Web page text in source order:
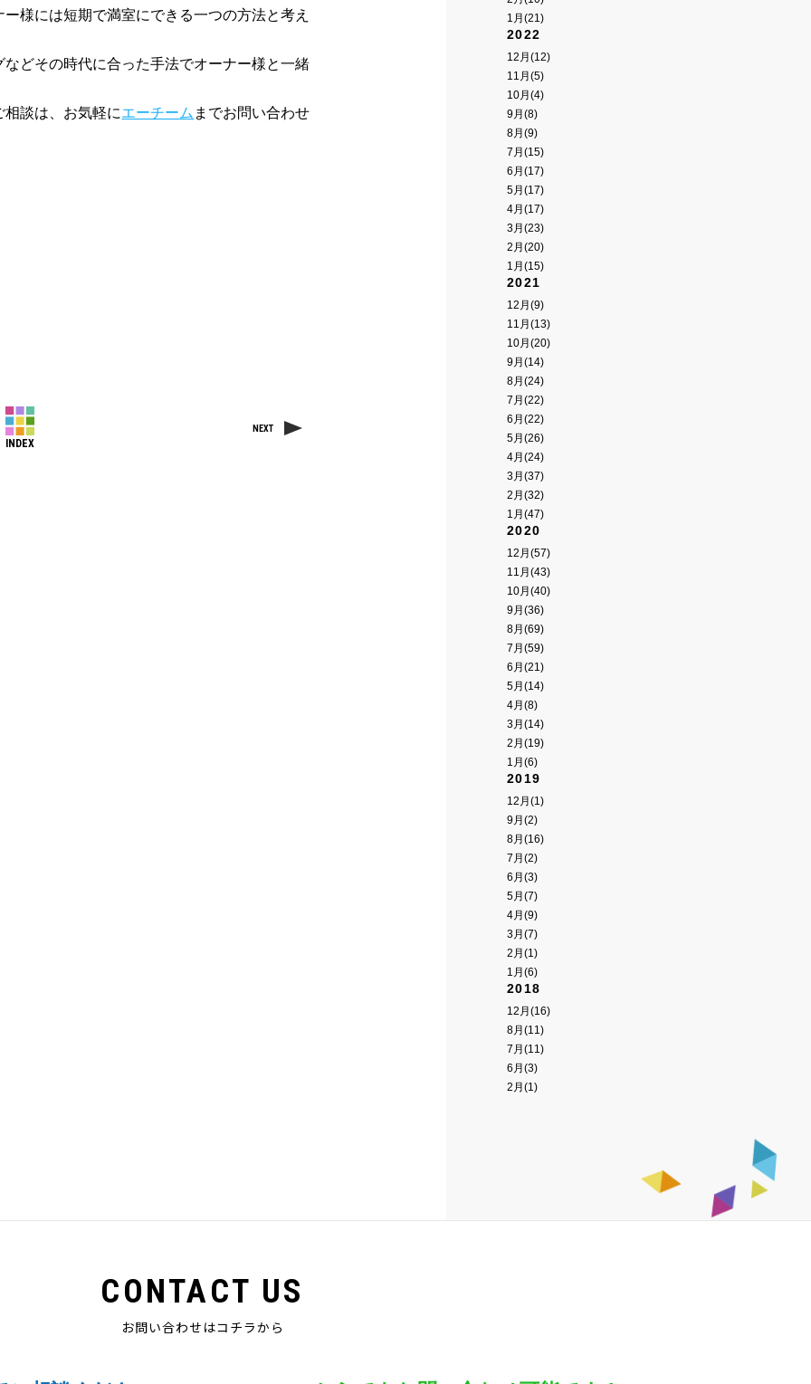
様には短期で満室にできる一つの方法と考え
どその時代に合った手法でオーナー様と一緒
談は、お気軽にエーチーム までお問い合わせ
INDEX
NEXT
1月(21)
2022
12月(12)
11月(5)
10月(4)
9月(8)
8月(9)
7月(15)
6月(17)
5月(17)
4月(17)
3月(23)
2月(20)
1月(15)
2021
12月(9)
11月(13)
10月(20)
9月(14)
8月(24)
7月(22)
6月(22)
5月(26)
4月(24)
3月(37)
2月(32)
1月(47)
2020
12月(57)
11月(43)
10月(40)
9月(36)
8月(69)
7月(59)
6月(21)
5月(14)
4月(8)
3月(14)
2月(19)
1月(6)
2019
12月(1)
9月(2)
8月(16)
7月(2)
6月(3)
5月(7)
4月(9)
3月(7)
2月(1)
1月(6)
2018
12月(16)
8月(11)
7月(11)
6月(3)
2月(1)
CONTACT US
お問い合わせはコチラから